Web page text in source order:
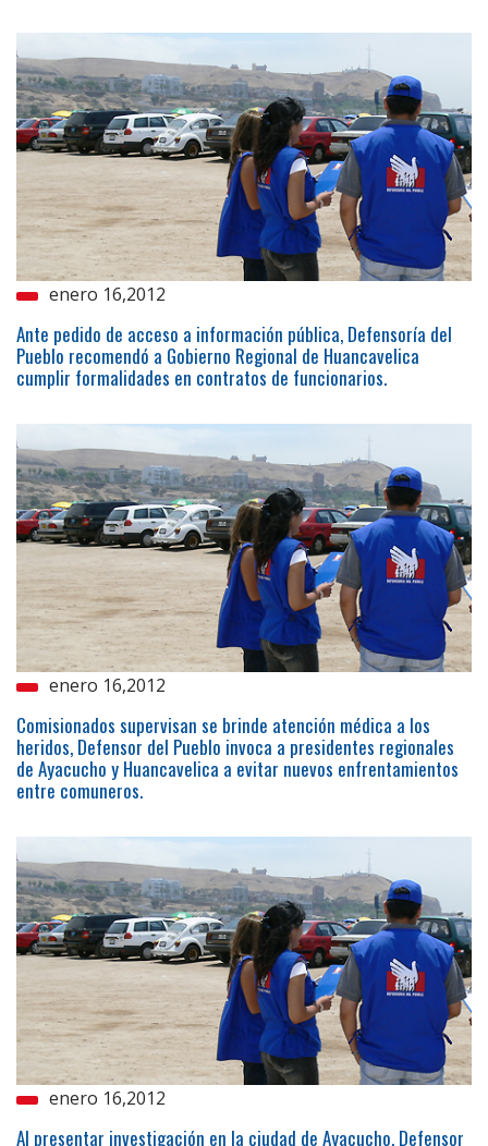
enero 16,2012
Ante pedido de acceso a información pública, Defensoría del
Pueblo recomendó a Gobierno Regional de Huancavelica
cumplir formalidades en contratos de funcionarios.
enero 16,2012
Comisionados supervisan se brinde atención médica a los
heridos, Defensor del Pueblo invoca a presidentes regionales
de Ayacucho y Huancavelica a evitar nuevos enfrentamientos
entre comuneros.
enero 16,2012
Al presentar investigación en la ciudad de Ayacucho, Defensor